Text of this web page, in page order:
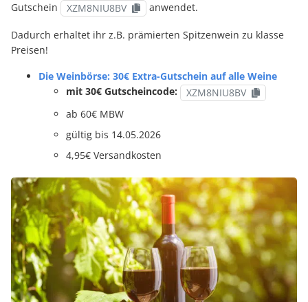
Gutschein
XZM8NIU8BV anwendet.
Dadurch erhaltet ihr z.B. prämierten Spitzenwein zu klasse
Preisen!
Die Weinbörse: 30€ Extra-Gutschein auf alle Weine
mit 30€ Gutscheincode:
XZM8NIU8BV
ab 60€ MBW
gültig bis 14.05.2026
4,95€ Versandkosten